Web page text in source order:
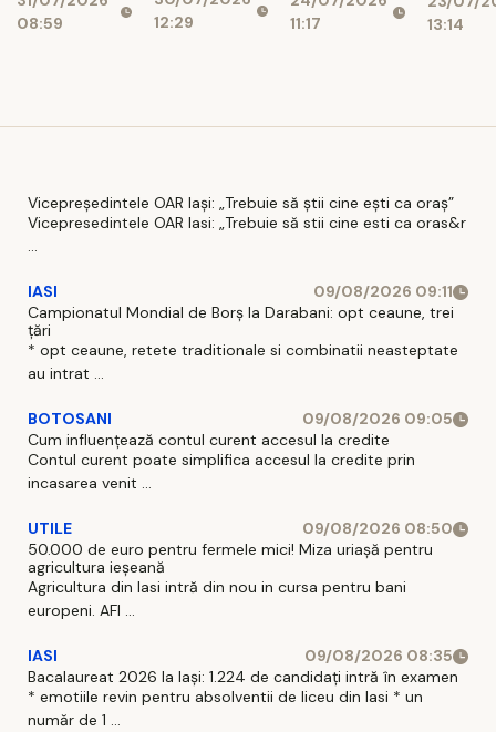
08:59
12:29
gata rapid
11:17
13:14
Vicepreședintele OAR Iași: „Trebuie să știi cine ești ca oraș”
Vicepresedintele OAR Iasi: „Trebuie să stii cine esti ca oras&r
...
IASI
09/08/2026 09:11
Campionatul Mondial de Borș la Darabani: opt ceaune, trei
țări
* opt ceaune, retete traditionale si combinatii neasteptate
au intrat ...
BOTOSANI
09/08/2026 09:05
Cum influențează contul curent accesul la credite
Contul curent poate simplifica accesul la credite prin
incasarea venit ...
UTILE
09/08/2026 08:50
50.000 de euro pentru fermele mici! Miza uriașă pentru
agricultura ieșeană
Agricultura din Iasi intră din nou in cursa pentru bani
europeni. AFI ...
IASI
09/08/2026 08:35
Bacalaureat 2026 la Iași: 1.224 de candidați intră în examen
* emotiile revin pentru absolventii de liceu din Iasi * un
număr de 1 ...